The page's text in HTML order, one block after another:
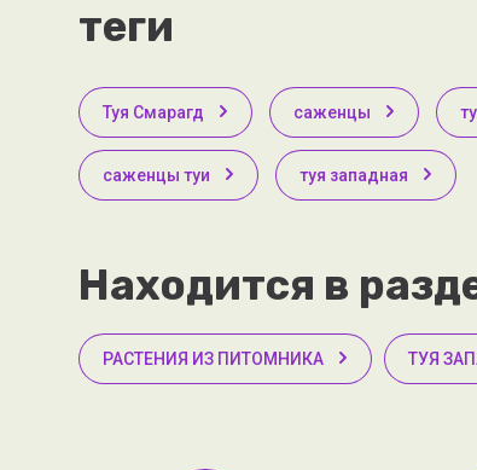
теги
Туя Смарагд саженцы
саженцы туи туя западная
Находится в
РАСТЕНИЯ ИЗ ПИТОМНИКА ТУЯ